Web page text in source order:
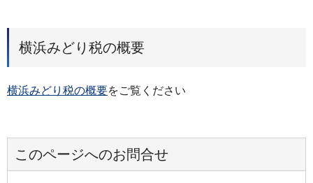
横浜みどり税の概要
横浜みどり税の概要をご覧ください
このページへのお問合せ